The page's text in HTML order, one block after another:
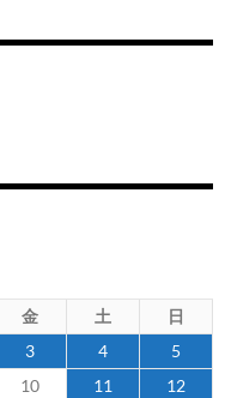
金 土
日
3 4
5
10 11
12